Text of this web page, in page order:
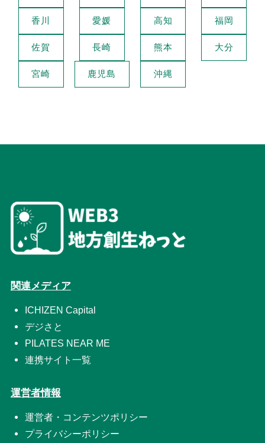
香川 愛媛 高知 福岡
佐賀 長崎 熊本 大分
宮崎 鹿児島 沖縄
関連メディア
ICHIZEN Capital
デジさと
PILATES NEAR ME
連携サイト一覧
運営者情報
運営者・コンテンツポリシー
プライバシーポリシー